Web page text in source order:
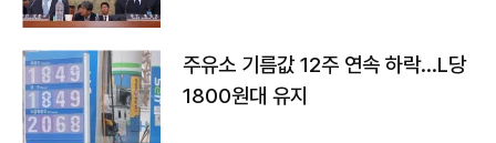
주유소 기름값 12주 연속 하락…L당
1800원대 유지